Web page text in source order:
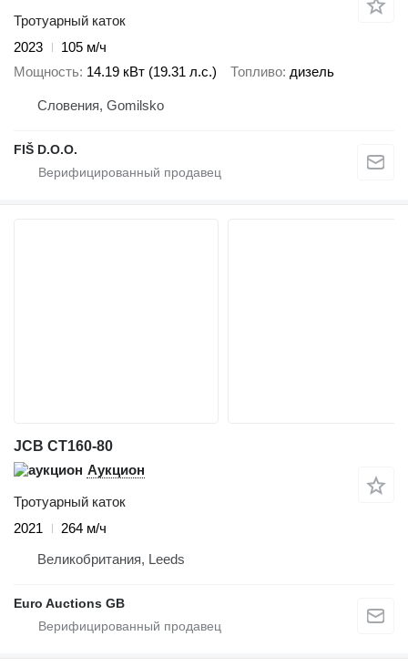
Тротуарный каток
2023
105 м/ч
Мощность 14.19 кВт (19.31 л.с.) Топливо дизель
Словения, Gomilsko
FIŠ D.O.O.
JCB CT160-80
Аукцион
Тротуарный каток
2021
264 м/ч
Великобритания, Leeds
Euro Auctions GB